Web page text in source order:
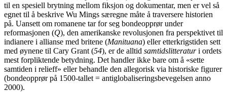
til en spesiell brytning mellom fiksjon og dokumentar, men er vel så
egnet til å beskrive Wu Mings særegne måte å traversere historien
på. Uansett om romanene tar for seg bondeopprør under
reformasjonen (Q), den amerikanske revolusjonen fra perspektivet til
indianere i allianse med britene (Manituana) eller etterkrigstiden sett
med øynene til Cary Grant (54), er de alltid samtidslitteraturi ordets
mest forpliktende betydning. Det handler ikke bare om å «sette
samtiden i relieff» eller behandle den allegorisk via historiske figurer
(bondeopprør på 1500-tallet = antiglobaliseringsbevegelsen anno
2000).